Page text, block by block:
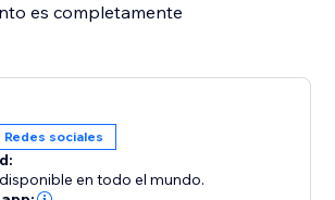
es completamente
tamaño, transparencia, borde,
Redes sociales
en todo el mundo.